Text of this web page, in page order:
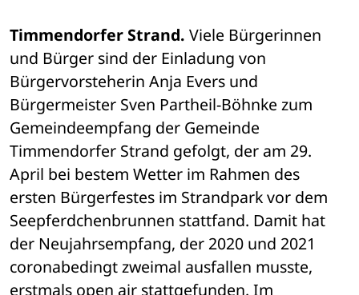
Timmendorfer Strand. Viele Bürgerinnen
und Bürger sind der Einladung von
Bürgervorsteherin Anja Evers und
Bürgermeister Sven Partheil-Böhnke zum
Gemeindeempfang der Gemeinde
Timmendorfer Strand gefolgt, der am 29.
April bei bestem Wetter im Rahmen des
ersten Bürgerfestes im Strandpark vor dem
Seepferdchenbrunnen stattfand. Damit hat
der Neujahrsempfang, der 2020 und 2021
coronabedingt zweimal ausfallen musste,
erstmals open air stattgefunden. Im